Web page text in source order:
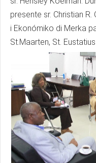
presente sr. Christian
i Ekonómiko di Merka
St.Maarten, St.